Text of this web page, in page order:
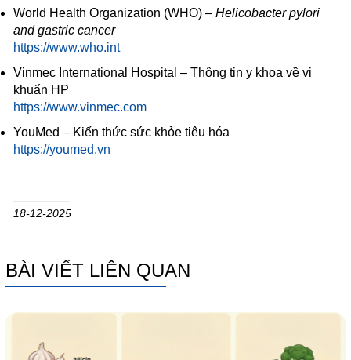
World Health Organization (WHO) – Helicobacter pylori
and gastric cancer
https://www.who.int
Vinmec International Hospital – Thông tin y khoa về vi
khuẩn HP
https://www.vinmec.com
YouMed – Kiến thức sức khỏe tiêu hóa
https://youmed.vn
18-12-2025
BÀI VIẾT LIÊN QUAN